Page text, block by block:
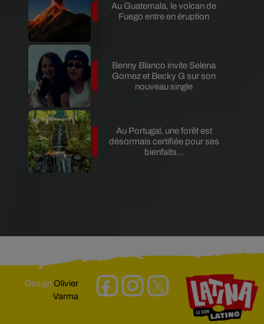
Au Guatemala, le volcan de
Fuego entre en éruption
Benny Blanco invite Selena
Gomez et Becky G sur son
nouveau single
Au Portugal, une forêt est
désormais certifiée pour ses
bienfaits...
DesignOlivier
Varma